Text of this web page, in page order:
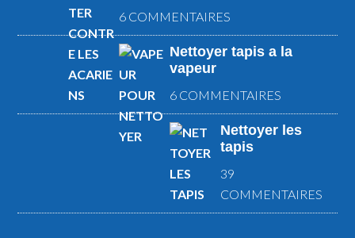
6 COMMENTAIRES
Nettoyer tapis a la
vapeur
6 COMMENTAIRES
Nettoyer les
tapis
39
COMMENTAIRES